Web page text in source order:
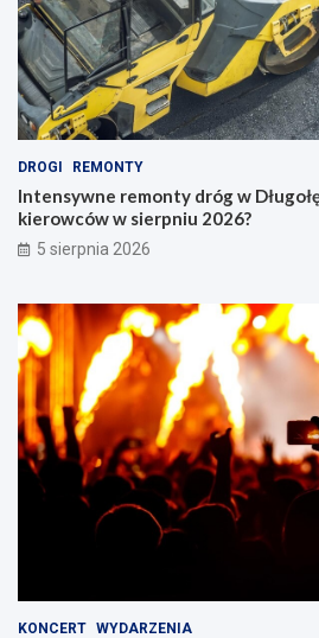
DROGI REMONTY
Intensywne remonty dróg w
kierowców w sierpniu 2026?
5 sierpnia 2026
KONCERT WYDARZENIA